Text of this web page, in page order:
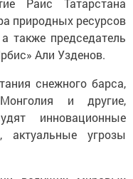
природных ресурсов
также председатель
Али Узденов.
и другие,
инновационные
угрозы